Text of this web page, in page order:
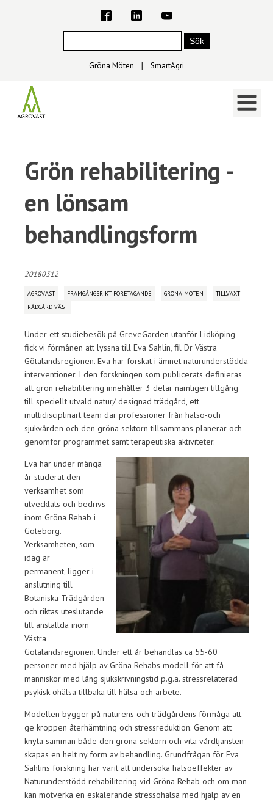
Gröna Möten ∣ SmartAgri
Grön rehabilitering -
en lönsam
behandlingsform
20180312
AGROVÄST FRAMGÅNGSRIKT FÖRETAGANDE GRÖNA MÖTEN
TILLVÄXT
TRÄDGÅRD VÄST
Under ett studiebesök på GreveGarden utanför Lidköping
fick vi förmånen att lyssna till Eva Sahlin, fil Dr Västra
Götalandsregionen. Eva har forskat i ämnet naturunderstödda
interventioner. I den forskningen som publicerats definieras
att grön rehabilitering innehåller 3 delar nämligen tillgång
till speciellt utvald natur/ designad trädgård, ett
multidisciplinärt team där professioner från hälso-och
sjukvården och den gröna sektorn tillsammans planerar och
genomför programmet samt terapeutiska aktiviteter.
Eva har under många
år studerat den
verksamhet som
utvecklats och bedrivs
inom Gröna Rehab i
Göteborg.
Verksamheten, som
idag är
permanent, ligger i
anslutning till
Botaniska Trädgården
och riktas uteslutande
till anställda inom
Västra
Götalandsregionen. Under ett år behandlas ca 55-60
personer med hjälp av Gröna Rehabs modell för att få
människor med lång sjukskrivningstid p.g.a. stressrelaterad
psykisk ohälsa tillbaka till hälsa och arbete.
Modellen bygger på naturens och trädgårdens förmåga att
ge kroppen återhämtning och stressreduktion. Genom att
knyta samman både den gröna sektorn och vita vårdtjänsten
skapas en helt ny form av behandling. Grundfrågan för Eva
Sahlins forskning har varit att undersöka hälsoeffekter av
Naturunderstödd rehabilitering vid Gröna Rehab och om man
kan motverka en eskalerande stressohälsa med hjälp av en